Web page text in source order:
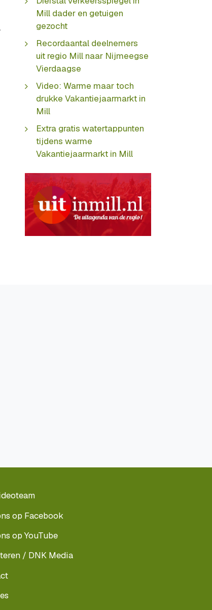
Mill dader en getuigen
gezocht
Recordaantal deelnemers
uit regio Mill naar Nijmeegse
Vierdaagse
Video: Warme maar toch
drukke Vakantiejaarmarkt in
Mill
Extra gratis watertappunten
tijdens warme
Vakantiejaarmarkt in Mill
op Facebook
op YouTube
/ DNK Media